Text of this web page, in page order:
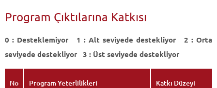
Sentaks I
Program Çıktılarına Katkısı
Program Çıktılarına Katkısı
0 : Desteklemiyor 1 : Alt seviyede destekliyor 2 : Orta
seviyede destekliyor 3 : Üst seviyede destekliyor
No Program Yeterlilikleri Katkı Düzeyi